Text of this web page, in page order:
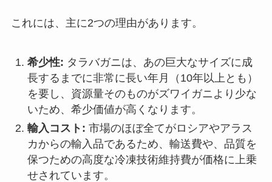
これには、主に2つの理由があります。
希少性: タラバガニは、あの巨大なサイズに成
長するまでに非常に長い年月（10年以上とも）
を要し、資源量そのものがズワイガニより少な
いため、希少価値が高くなります。
輸入コスト: 市場のほぼ全てがロシアやアラス
カからの輸入品であるため、輸送費や、品質を
保つための高度な冷凍技術維持費が価格に上乗
せされています。